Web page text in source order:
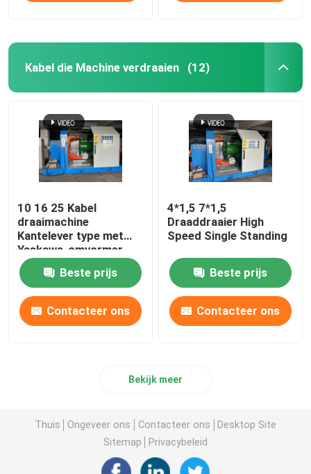
Kabel die Machine verdraaien (12)
10 16 25 Kabel
draaimachine
Kantelever type met
Yaskawa-omvormer
Beste prijs
Contacteer ons
4*1,5 7*1,5
Draaddraaier High
Speed Single Standing
Beste prijs
Contacteer ons
Bekijk meer
Thuis Ongeveer ons Contacteer ons
Desktop Site
Sitemap
Privacybeleid